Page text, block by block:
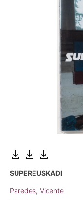
SUPEREUSKADI
Paredes, Vicente